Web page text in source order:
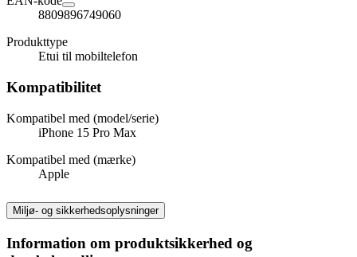
8809896749060
Produkttype
Etui til mobiltelefon
Kompatibilitet
Kompatibel med (model/serie)
iPhone 15 Pro Max
Kompatibel med (mærke)
Apple
Miljø- og sikkerhedsoplysninger
Information om produktsikkerhed og